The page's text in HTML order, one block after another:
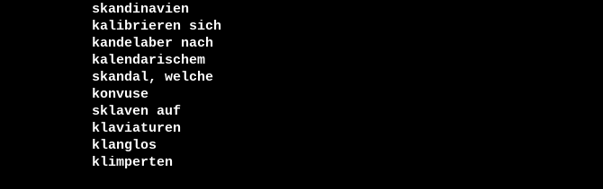
skandinavien
kalibrieren sich
kandelaber nach
kalendarischem
skandal, welche
konvuse
sklaven auf
klaviaturen
klanglos
klimperten